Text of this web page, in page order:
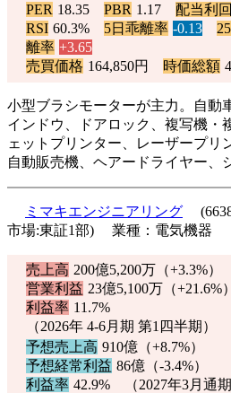
PER 18.35 PBR 1.17 配当利
RSI 60.3% 5日乖離率 -0.13
離率 +3.65
売買価格 164,850円 時価総額
小型ブラシモーターが主力。自動
インドウ、ドアロック、複写機・
ェットプリンター、レーザープリ
自動販売機、ヘアードライヤー、
ミマキエンジニアリング
市場:東証1部) 業種：電気機器
売上高 200億5,200万（+3.3%）
営業利益 23億5,100万（+21.6%
利益率 11.7%
（2026年 4-6月期 第1四半期）
予想売上高 910億（+8.7%）
予想経常利益 86億（-3.4%）
利益率 42.9% （2027年3月通期